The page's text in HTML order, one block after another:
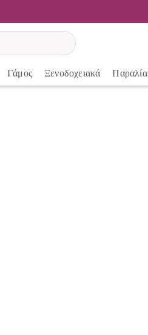
Γάμος Ξενοδοχειακά Παραλία